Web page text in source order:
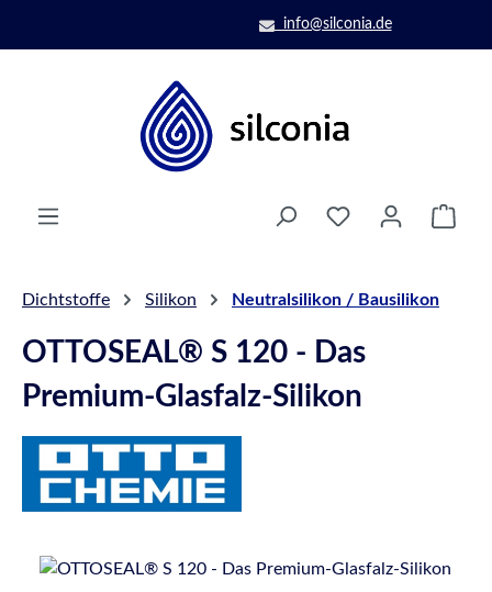
info@silconia.de
Dichtstoffe Silikon Neutralsilikon / Bausilikon
OTTOSEAL® S 120 - Das
Premium-Glasfalz-Silikon
Bildergalerie überspringen